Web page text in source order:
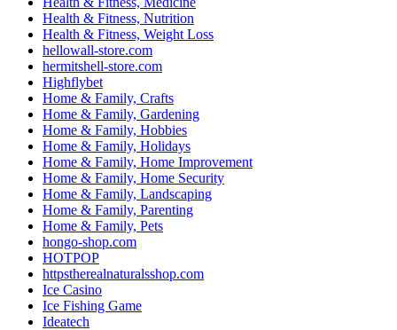
Health & Fitness, Nutrition
Health & Fitness, Weight Loss
hellowall-store.com
hermitshell-store.com
Highflybet
Home & Family, Crafts
Home & Family, Gardening
Home & Family, Hobbies
Home & Family, Holidays
Home & Family, Home Improvement
Home & Family, Home Security
Home & Family, Landscaping
Home & Family, Parenting
Home & Family, Pets
hongo-shop.com
HOTPOP
httpstherealnaturalsshop.com
Ice Casino
Ice Fishing Game
Ideatech